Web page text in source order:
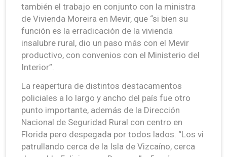
también el trabajo en conjunto con la ministra
de Vivienda Moreira en Mevir, que “si bien su
función es la erradicación de la vivienda
insalubre rural, dio un paso más con el Mevir
productivo, con convenios con el Ministerio del
Interior”.
La reapertura de distintos destacamentos
policiales a lo largo y ancho del país fue otro
punto importante, además de la Dirección
Nacional de Seguridad Rural con centro en
Florida pero despegada por todos lados. “Los vi
patrullando cerca de la Isla de Vizcaíno, cerca